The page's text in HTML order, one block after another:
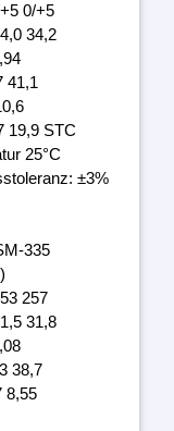
0/+5
34,2
41,1
19,9 STC
25°C
±3%
335
257
31,8
38,7
8,55